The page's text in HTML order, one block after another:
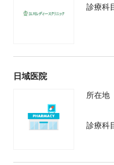
診療科
日域医院
所在地
診療科